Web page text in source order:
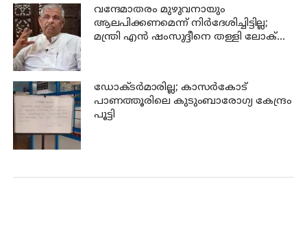
വന്ദേമാതരം മുഴുവനായും
ആലപിക്കണമെന്ന് നിര്‍ദേശിച്ചിട്ടില്ല;
മന്ത്രി എന്‍ ഷംസുദ്ദീനെ തള്ളി ലോക്
ഡോക്ടര്‍മാരില്ല; കാസര്‍കോട്
പാണത്തൂരിലെ കുടുംബാരോഗ്യ കേന്ദ്രം
പൂട്ടി